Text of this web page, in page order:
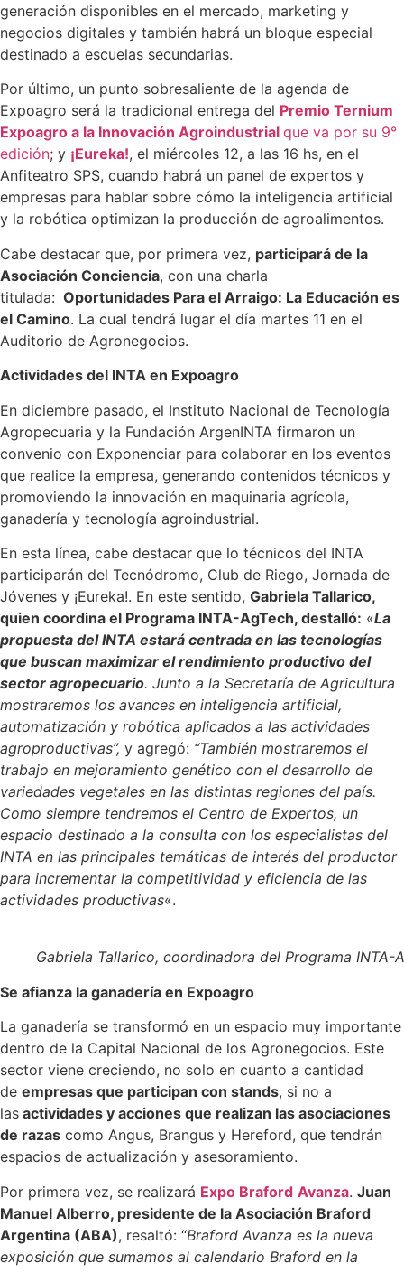
generación disponibles en el mercado, marketing y
negocios digitales y también habrá un bloque especial
destinado a escuelas secundarias.
Por último, un punto sobresaliente de la agenda de
Expoagro será la tradicional entrega del Premio Ternium
Expoagro a la Innovación Agroindustrial que va por su 9°
edición; y ¡Eureka!, el miércoles 12, a las 16 hs, en el
Anfiteatro SPS, cuando habrá un panel de expertos y
empresas para hablar sobre cómo la inteligencia artificial
y la robótica optimizan la producción de agroalimentos.
Cabe destacar que, por primera vez, participará de la
Asociación Conciencia, con una charla
titulada: Oportunidades Para el Arraigo: La Educación es
el Camino. La cual tendrá lugar el día martes 11 en el
Auditorio de Agronegocios.
Actividades del INTA en Expoagro
En diciembre pasado, el Instituto Nacional de Tecnología
Agropecuaria y la Fundación ArgenINTA firmaron un
convenio con Exponenciar para colaborar en los eventos
que realice la empresa, generando contenidos técnicos y
promoviendo la innovación en maquinaria agrícola,
ganadería y tecnología agroindustrial.
En esta línea, cabe destacar que lo técnicos del INTA
participarán del Tecnódromo, Club de Riego, Jornada de
Jóvenes y ¡Eureka!. En este sentido, Gabriela Tallarico,
quien coordina el Programa INTA-AgTech, destalló: «La
propuesta del INTA estará centrada en las tecnologías
que buscan maximizar el rendimiento productivo del
sector agropecuario. Junto a la Secretaría de Agricultura
mostraremos los avances en inteligencia artificial,
automatización y robótica aplicados a las actividades
agroproductivas”, y agregó: “También mostraremos el
trabajo en mejoramiento genético con el desarrollo de
variedades vegetales en las distintas regiones del país.
Como siempre tendremos el Centro de Expertos, un
espacio destinado a la consulta con los especialistas del
INTA en las principales temáticas de interés del productor
para incrementar la competitividad y eficiencia de las
actividades productivas«.
Gabriela Tallarico, coordinadora del Programa INTA-
Se afianza la ganadería en Expoagro
La ganadería se transformó en un espacio muy importante
dentro de la Capital Nacional de los Agronegocios. Este
sector viene creciendo, no solo en cuanto a cantidad
de empresas que participan con stands, si no a
las actividades y acciones que realizan las asociaciones
de razas como Angus, Brangus y Hereford, que tendrán
espacios de actualización y asesoramiento.
Por primera vez, se realizará Expo Braford Avanza. Juan
Manuel Alberro, presidente de la Asociación Braford
Argentina (ABA), resaltó: “Braford Avanza es la nueva
exposición que sumamos al calendario Braford en la